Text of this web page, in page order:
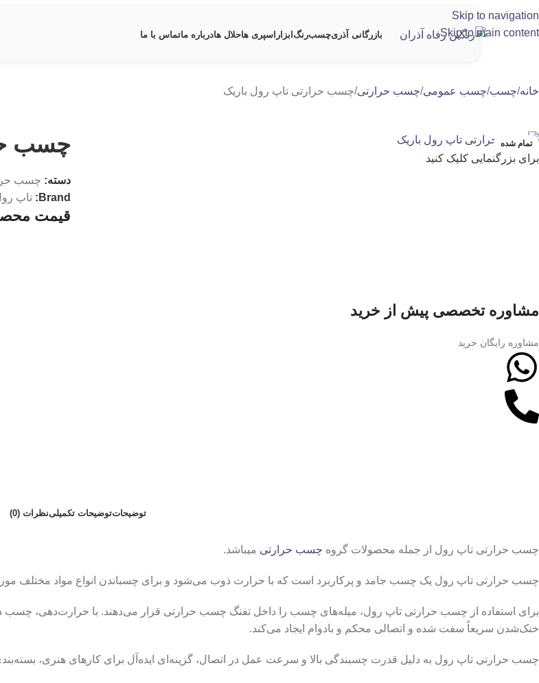
Skip to navigation
Skip to main content
بازرگانی آذریچسبرنگابزار اسپری هاحلال هادرباره ماتماس با ما
خانه چسب چسب عمومی چسب حرارتی چسب حرارتی تاپ رول باریک
تمام شده
برای بزرگنمایی کلیک کنید
چسب
دسته: چسب
Brand:
تاپ
قیمت
مشاوره تخصصی پیش از خرید
مشاوره رایگان خرید
توضیحاتتوضیحات تکمیلینظرات (0)
چسب حرارتی تاپ رول از جمله محصولات گروه چسب حرارتی میباشد.
چسب حرارتی تاپ رول یک چسب جامد و پرکاربرد است که با حرارت ذوب می‌شود و برای چسباندن انواع مواد مختلف
برای استفاده از چسب حرارتی تاپ رول، میله‌های چسب را داخل تفنگ چسب حرارتی قرار می‌دهند. با حرارت‌دهی، چسب
خنک‌شدن سریعاً سفت شده و اتصالی محکم و بادوام ایجاد می‌کند.
چسب حرارتی تاپ رول به دلیل قدرت چسبندگی بالا و سرعت عمل در اتصال، گزینه‌ای ایده‌آل برای کارهای هنری،